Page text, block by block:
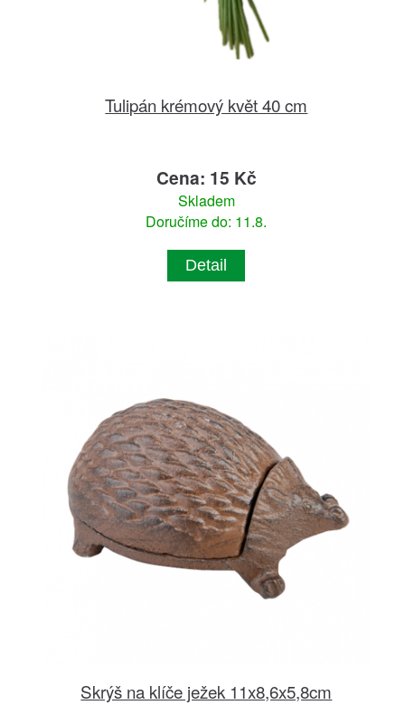
Tulipán krémový květ 40 cm
Cena: 15 Kč
Skladem
Doručíme do: 11.8.
Detail
Skrýš na klíče ježek 11x8,6x5,8cm